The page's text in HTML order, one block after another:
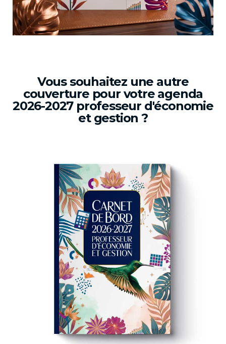
Vous souhaitez une autre
couverture pour votre agenda
2026-2027 professeur d'économie
et gestion ?